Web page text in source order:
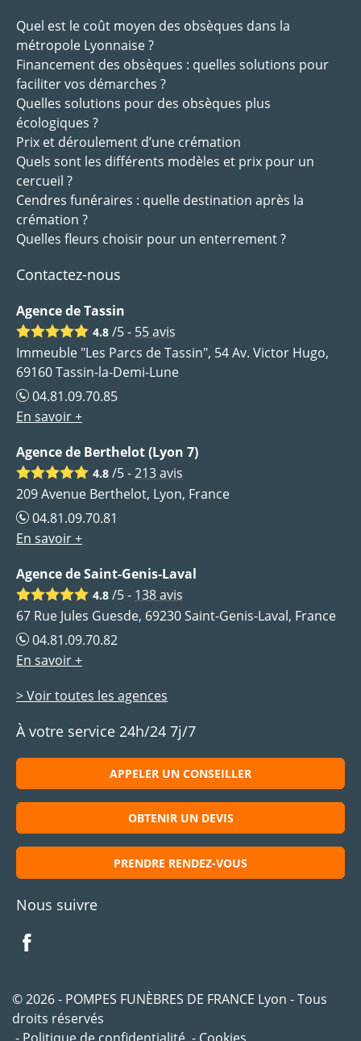
Quel est le coût moyen des obsèques dans la
métropole Lyonnaise ?
Financement des obsèques : quelles solutions pour
faciliter vos démarches ?
Quelles solutions pour des obsèques plus
écologiques ?
Prix et déroulement d’une crémation
Quels sont les différents modèles et prix pour un
cercueil ?
Cendres funéraires : quelle destination après la
crémation ?
Quelles fleurs choisir pour un enterrement ?
Contactez-nous
Agence de Tassin
4.8 /5 - 55avis
Immeuble "Les Parcs de Tassin", 54 Av. Victor Hugo,
69160 Tassin-la-Demi-Lune
04.81.09.70.85
En savoir +
Agence de Berthelot (Lyon 7)
4.8 /5 -213avis
209 Avenue Berthelot, Lyon, France
04.81.09.70.81
En savoir +
Agence de Saint-Genis-Laval
4.8 /5 - 138avis
67 Rue Jules Guesde, 69230 Saint-Genis-Laval, France
04.81.09.70.82
En savoir +
> Voir toutes les agences
À votre service 24h/24 7j/7
APPELER UN CONSEILLER
OBTENIR UN DEVIS
PRENDRE RENDEZ-VOUS
Nous suivre
© 2026 - POMPES FUNÈBRES DE FRANCE Lyon - Tous
droits réservés